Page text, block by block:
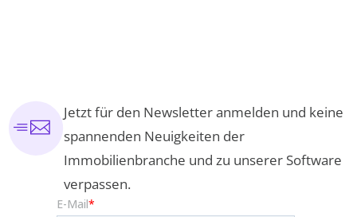
Jetzt für den Newsletter anmelden und keine
spannenden Neuigkeiten der
Immobilienbranche und zu unserer Software
verpassen.